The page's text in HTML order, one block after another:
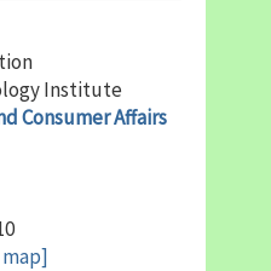
Institute
Consumer Affairs